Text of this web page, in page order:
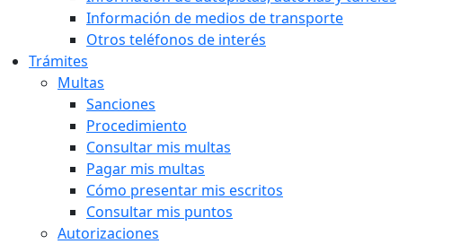
Información de medios de transporte
Otros teléfonos de interés
Trámites
Multas
Sanciones
Procedimiento
Consultar mis multas
Pagar mis multas
Cómo presentar mis escritos
Consultar mis puntos
Autorizaciones